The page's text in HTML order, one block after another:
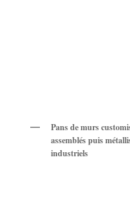
Pans de murs
assemblés puis
industriels